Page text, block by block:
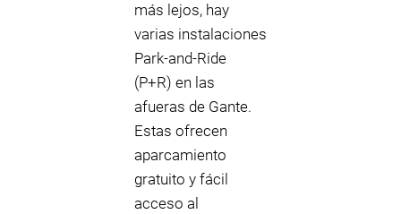
más lejos, hay
varias instalaciones
Park-and-Ride
(P+R) en las
afueras de Gante.
Estas ofrecen
aparcamiento
gratuito y fácil
acceso al